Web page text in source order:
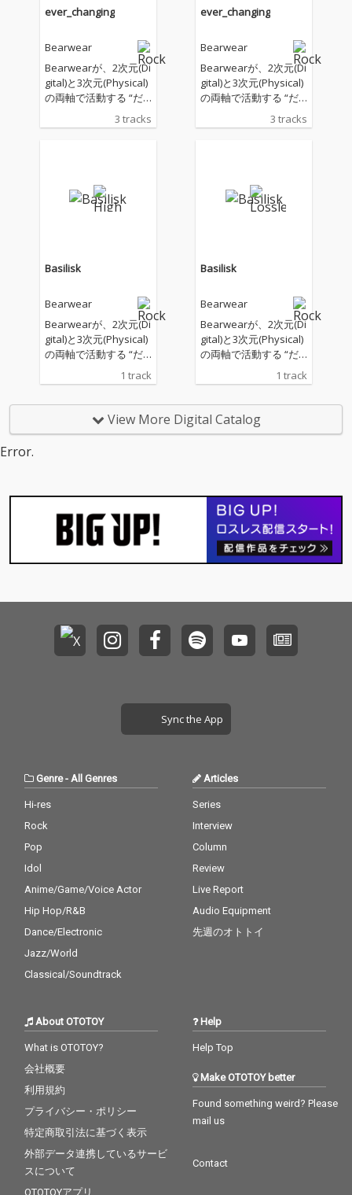
ever_changing
Bearwear
Bearwearが、2次元(Di
gital)と3次元(Physical)
の両軸で活動する “だ
つりょく系アーティス
ト” 長瀬有花をフィー
3 tracks
ever_changing
Bearwear
Bearwearが、2次元(Di
gital)と3次元(Physical)
の両軸で活動する “だ
つりょく系アーティス
ト” 長瀬有花をフィー
3 tracks
Basilisk
Bearwear
Bearwearが、2次元(Di
gital)と3次元(Physical)
の両軸で活動する “だ
つりょく系アーティス
ト” 長瀬有花をフィー
迎えた「Basilisk」を
配信リリース！
1 track
Basilisk
Bearwear
Bearwearが、2次元(Di
gital)と3次元(Physical)
の両軸で活動する “だ
つりょく系アーティス
ト” 長瀬有花をフィー
迎えた「Basilisk」を
配信リリース！
1 track
View More Digital Catalog
Error.
Sync the App
Genre- All Genres
Hi-res
Rock
Pop
Idol
Anime/Game/Voice Actor
Hip Hop/R&B
Dance/Electronic
Jazz/World
Classical/Soundtrack
Articles
Series
Interview
Column
Review
Live Report
Audio Equipment
先週のオトトイ
About OTOTOY
What is OTOTOY?
会社概要
利用規約
プライバシー・ポリシー
特定商取引法に基づく表示
外部データ連携しているサービ
スについて
OTOTOYアプリ
Help
Help Top
Make OTOTOY better
Found something weird? Please
mail us
Contact